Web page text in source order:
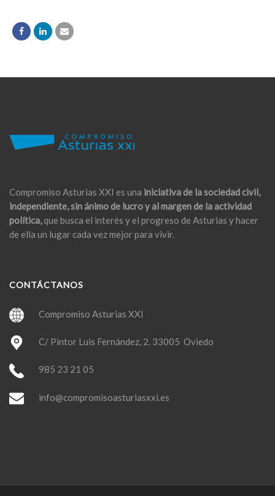
Compromiso Asturias XXI es una iniciativa de la sociedad civil,
independiente, sin ánimo de lucro y al margen de la actividad
política,que busca el interés y el progreso de Asturias y hacer
de ella un lugar cada vez mejor para vivir.
CONTÁCTANOS
Compromiso Asturias XXI
C/ Pintor Luis Fernández, 2. 33005 Oviedo
985 23 21 05
info@compromisoasturiasxxi.es